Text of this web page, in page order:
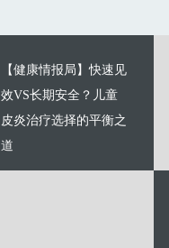
【健康情报局】快速见
效VS长期安全？儿童
皮炎治疗选择的平衡之
道